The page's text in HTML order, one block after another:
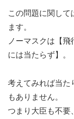
この問題に関して
ます。
ノーマスクは【飛
には当たらず】。
考えてみれば当た
もありません。
つまり大臣も不要